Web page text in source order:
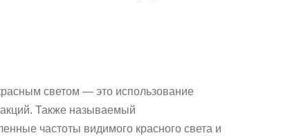
светом — это использование
Также называемый
частоты видимого красного света и